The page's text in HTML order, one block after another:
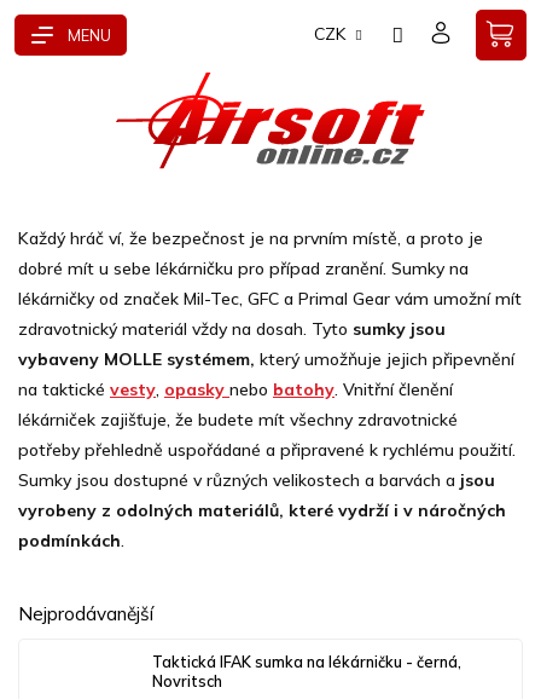
Přejít
CZK
Každý hráč ví, že bezpečnost je na prvním místě, a proto je
dobré mít u sebe lékárničku pro případ zranění. Sumky na
lékárničky od značek Mil-Tec, GFC a Primal Gear vám umožní mít
zdravotnický materiál vždy na dosah. Tyto sumky jsou
vybaveny MOLLE systémem, který umožňuje jejich připevnění
na taktické vesty, opasky nebo batohy. Vnitřní členění
lékárniček zajišťuje, že budete mít všechny zdravotnické
potřeby přehledně uspořádané a připravené k rychlému použití.
Sumky jsou dostupné v různých velikostech a barvách a jsou
vyrobeny z odolných materiálů, které vydrží i v náročných
podmínkách.
Nejprodávanější
Taktická IFAK sumka na lékárničku - černá,
Novritsch